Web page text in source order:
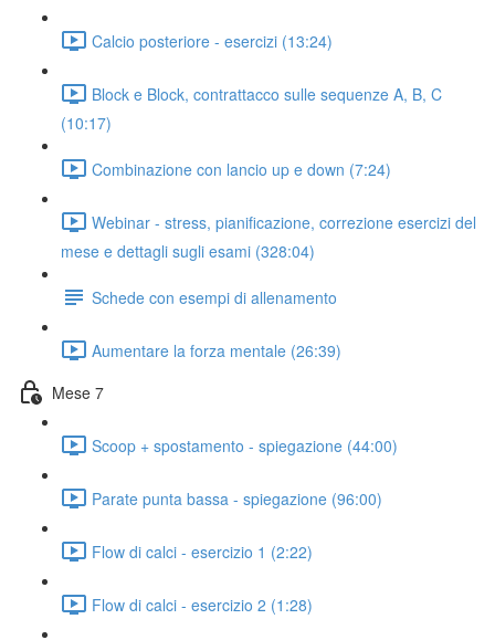
Calcio posteriore - esercizi (13:24)
Block e Block, contrattacco sulle sequenze A, B, C
(10:17)
Combinazione con lancio up e down (7:24)
Webinar - stress, pianificazione, correzione esercizi del
mese e dettagli sugli esami (328:04)
Schede con esempi di allenamento
Aumentare la forza mentale (26:39)
Mese 7
Scoop + spostamento - spiegazione (44:00)
Parate punta bassa - spiegazione (96:00)
Flow di calci - esercizio 1 (2:22)
Flow di calci - esercizio 2 (1:28)